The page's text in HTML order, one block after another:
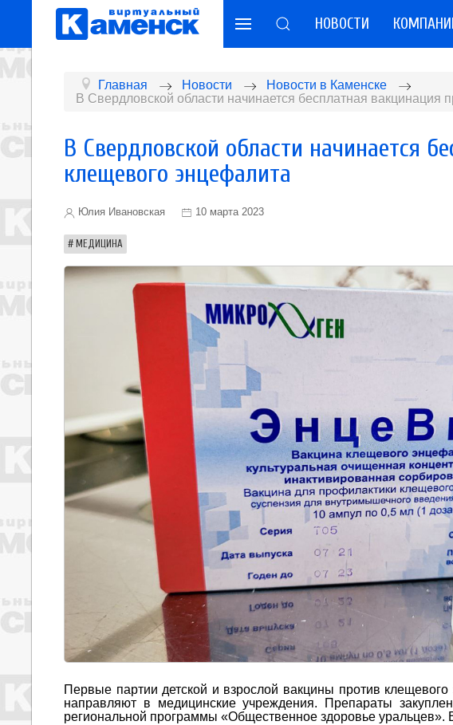
НОВОСТИ
Главная Новости
Новости в Каменске
В Свердловской области начинается бесплатная вакцинация
В Свердловской области начинается
клещевого энцефалита
Юлия Ивановская 10 марта 2023
МЕДИЦИНА
Первые партии детской и взрослой вакцины против
направляют в медицинские учреждения. Препараты
региональной программы «Общественное здоровье